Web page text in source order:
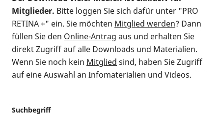
Mitglieder. Bitte loggen Sie sich dafür unter "PRO
RETINA +" ein. Sie möchten Mitglied werden? Dann
füllen Sie den Online-Antrag aus und erhalten Sie
direkt Zugriff auf alle Downloads und Materialien.
Wenn Sie noch kein Mitglied sind, haben Sie Zugriff
auf eine Auswahl an Infomaterialien und Videos.
Suchbegriff